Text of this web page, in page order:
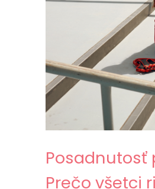
Posadnutosť
Prečo všetci